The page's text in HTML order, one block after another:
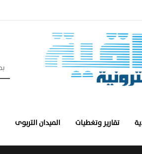
تقارير وتغطيات الميدان التربوى